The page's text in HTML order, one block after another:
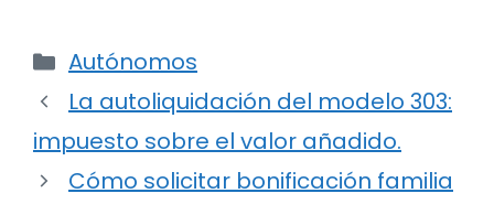
Categorías
Autónomos
Navegación
de
entradas
La autoliquidación del modelo 303:
impuesto sobre el valor añadido.
Cómo solicitar bonificación familia